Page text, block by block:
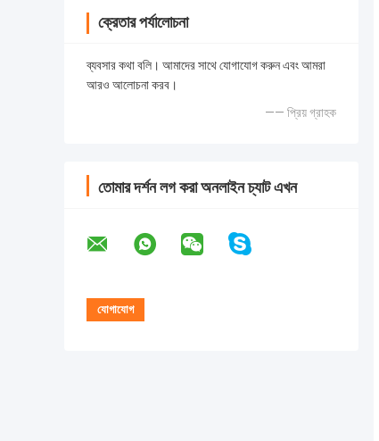
ক্রেতার পর্যালোচনা
ব্যবসার কথা বলি। আমাদের সাথে যোগাযোগ করুন এবং আমরা
আরও আলোচনা করব।
—— প্রিয় গ্রাহক
তোমার দর্শন লগ করা অনলাইন চ্যাট এখন